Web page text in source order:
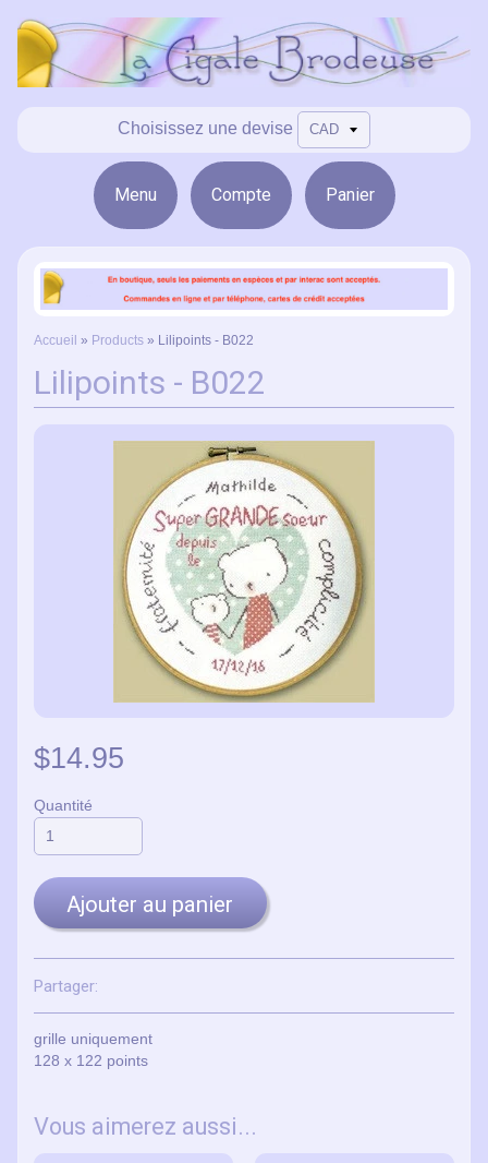
Choisissez une devise
Menu Compte Panier
Accueil » Products » Lilipoints - B022
Lilipoints - B022
$14.95
Quantité
Ajouter au panier
Partager:
grille uniquement
128 x 122 points
Vous aimerez aussi...